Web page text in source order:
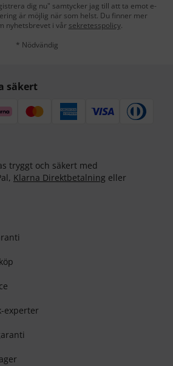
dig nu" samtycker jag till att ta emot e-
är möjlig när som helst. Du finner mer
nyhetsbrevet i vår sekretesspolicy.
* Nödvändig
säkert
tryggt och säkert med
Klarna Direktbetalning eller
experter